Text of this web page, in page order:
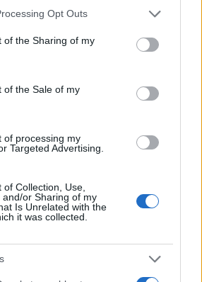
Opt Outs
of the Sharing of my
of the Sale of my
of processing my
Targeted Advertising.
Collection, Use,
and/or Sharing of my
Is Unrelated with the
it was collected.
gel u sedam miševa s
nakon osam dana.
da su tumori u miševima
utjecajem implantata.
drugih karcinoma, kao što
od najvećih prednosti je da bi